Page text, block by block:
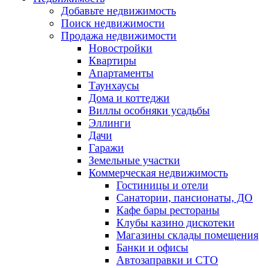
Добавьте недвижимость
Поиск недвижимости
Продажа недвижимости
Новостройки
Квартиры
Апартаменты
Таунхаусы
Дома и коттеджи
Виллы особняки усадьбы
Эллинги
Дачи
Гаражи
Земельные участки
Коммерческая недвижимость
Гостиницы и отели
Санатории, пансионаты, ДО
Кафе бары рестораны
Клубы казино дискотеки
Магазины склады помещения
Банки и офисы
Автозаправки и СТО